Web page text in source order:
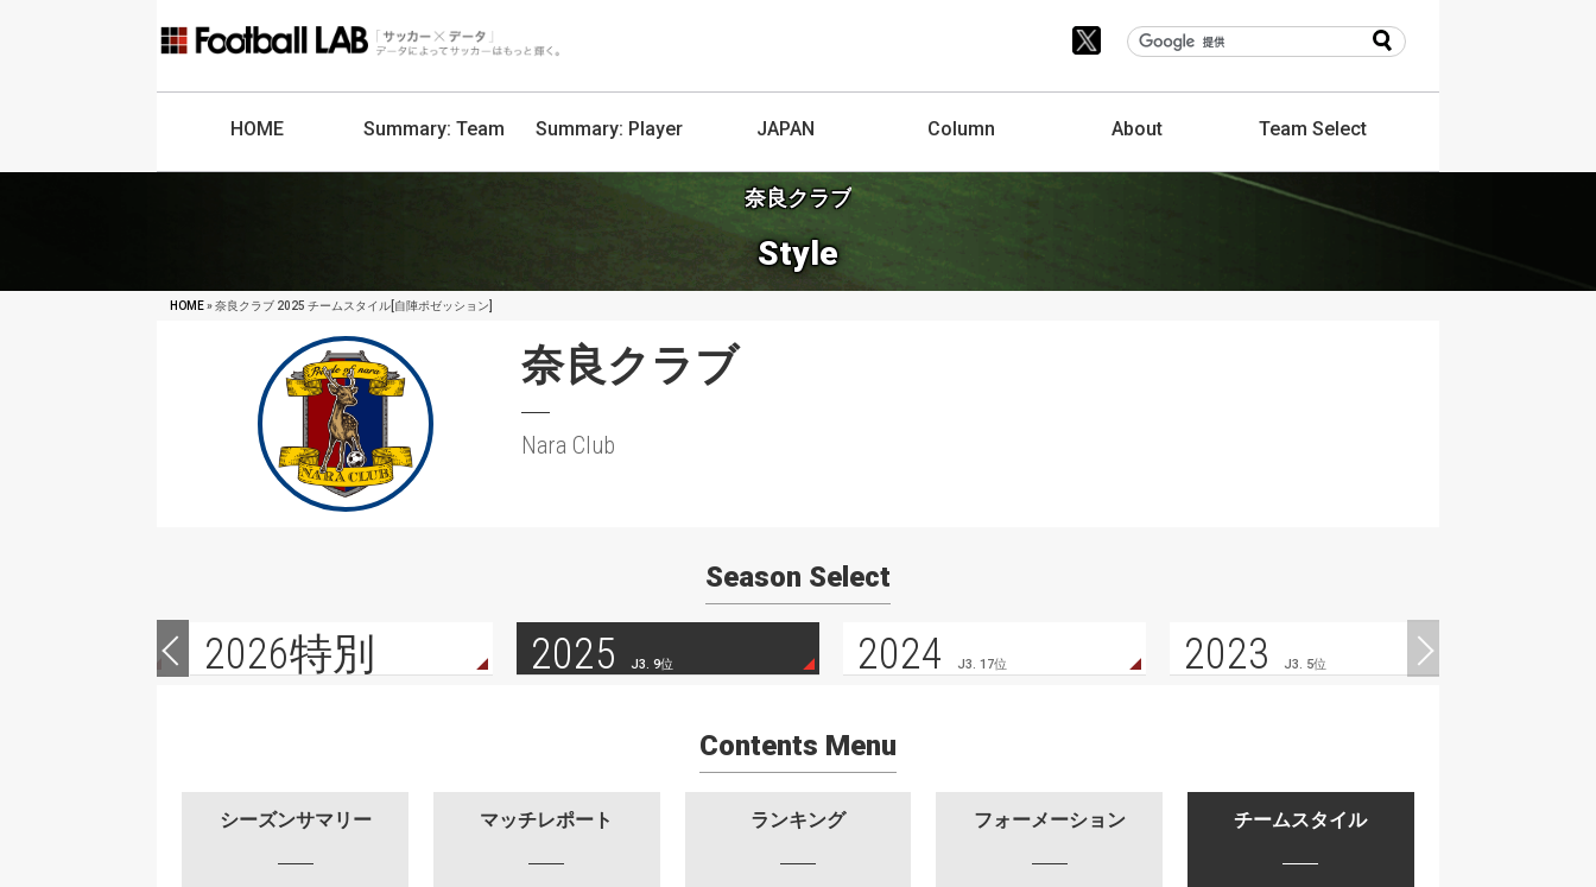
HOME Summary: Team Summary: Player JAPAN Column About TeamSelect
奈良クラブ
Style
HOME» 奈良クラブ 2025 チームスタイル[自陣ポゼッション]
奈良クラブ
Nara Club
Season Select
2026特別 2025 J3. 9位 2024 J3. 17位 2023 J3. 5位
Contents Menu
シーズンサマリー マッチレポート ランキング フォーメーション チームスタイル